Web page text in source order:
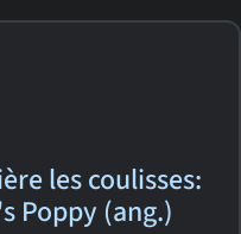
les coulisses:
Poppy (ang.)